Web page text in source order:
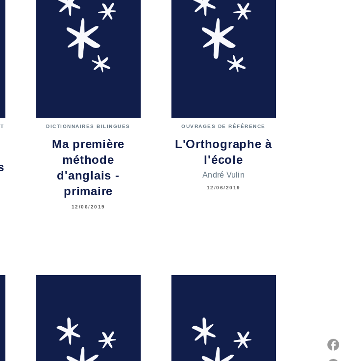
DICTIONNAIRES BILINGUES
Ma première
méthode
d'anglais -
primaire
12/06/2019
OUVRAGES DE RÉFÉRENCE
L'Orthographe à
l'école
André Vulin
12/06/2019